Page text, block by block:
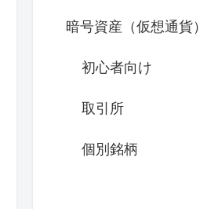
暗号資産（仮想通貨）
初心者向け
取引所
個別銘柄